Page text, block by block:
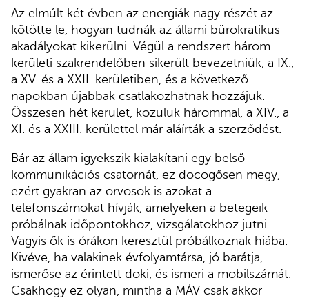
Az elmúlt két évben az energiák nagy részét az
kötötte le, hogyan tudnák az állami bürokratikus
akadályokat kikerülni. Végül a rendszert három
kerületi szakrendelőben sikerült bevezetniük, a IX.,
a XV. és a XXII. kerületiben, és a következő
napokban újabbak csatlakozhatnak hozzájuk.
Összesen hét kerület, közülük hárommal, a XIV., a
XI. és a XXIII. kerülettel már aláírták a szerződést.
Bár az állam igyekszik kialakítani egy belső
kommunikációs csatornát, ez döcögősen megy,
ezért gyakran az orvosok is azokat a
telefonszámokat hívják, amelyeken a betegeik
próbálnak időpontokhoz, vizsgálatokhoz jutni.
Vagyis ők is órákon keresztül próbálkoznak hiába.
Kivéve, ha valakinek évfolyamtársa, jó barátja,
ismerőse az érintett doki, és ismeri a mobilszámát.
Csakhogy ez olyan, mintha a MÁV csak akkor